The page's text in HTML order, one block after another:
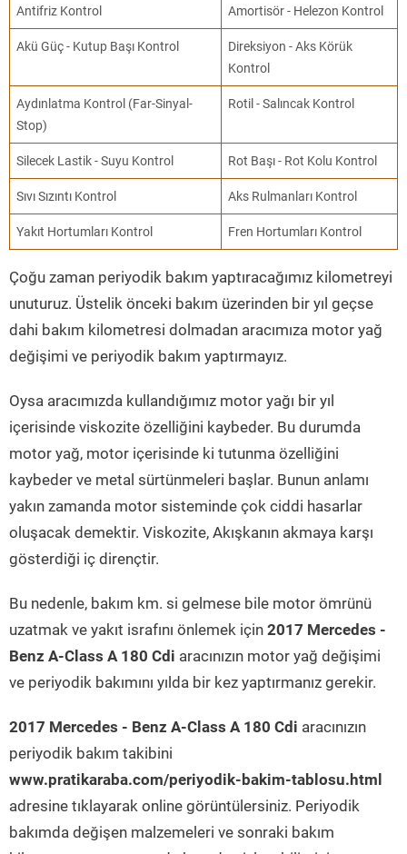
Antifriz Kontrol Amortisör - Helezon Kontrol
Akü Güç - Kutup Başı Kontrol
Direksiyon - Aks Körük
Kontrol
Aydınlatma Kontrol (Far-Sinyal-
Stop)
Rotil - Salıncak Kontrol
Silecek Lastik - Suyu Kontrol Rot Başı - Rot Kolu Kontrol
Sıvı Sızıntı Kontrol Aks Rulmanları Kontrol
Yakıt Hortumları Kontrol Fren Hortumları Kontrol
Çoğu zaman periyodik bakım yaptıracağımız kilometreyi
unuturuz. Üstelik önceki bakım üzerinden bir yıl geçse
dahi bakım kilometresi dolmadan aracımıza motor yağ
değişimi ve periyodik bakım yaptırmayız.
Oysa aracımızda kullandığımız motor yağı bir yıl
içerisinde viskozite özelliğini kaybeder. Bu durumda
motor yağ, motor içerisinde ki tutunma özelliğini
kaybeder ve metal sürtünmeleri başlar. Bunun anlamı
yakın zamanda motor sisteminde çok ciddi hasarlar
oluşacak demektir. Viskozite, Akışkanın akmaya karşı
gösterdiği iç dirençtir.
Bu nedenle, bakım km. si gelmese bile motor ömrünü
uzatmak ve yakıt israfını önlemek için 2017 Mercedes -
Benz A-Class A 180 Cdi aracınızın motor yağ değişimi
ve periyodik bakımını yılda bir kez yaptırmanız gerekir.
2017 Mercedes - Benz A-Class A 180 Cdi aracınızın
periyodik bakım takibini
www.pratikaraba.com/periyodik-bakim-tablosu.html
adresine tıklayarak online görüntülersiniz. Periyodik
bakımda değişen malzemeleri ve sonraki bakım